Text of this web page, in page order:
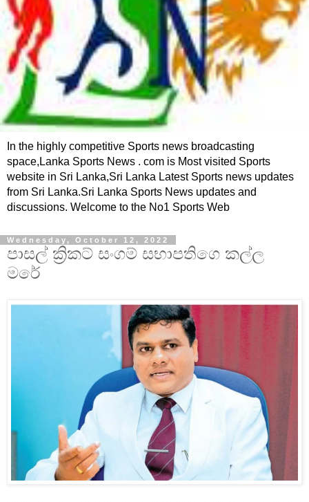
In the highly competitive Sports news broadcasting
space,Lanka Sports News . com is Most visited Sports
website in Sri Lanka,Sri Lanka Latest Sports news updates
from Sri Lanka.Sri Lanka Sports News updates and
discussions. Welcome to the No1 Sports Web
Wednesday, October 12, 2022
පාසල් ක්‍රිකට් සංගම් සභාපතිගෙ කල්ල
මරේ